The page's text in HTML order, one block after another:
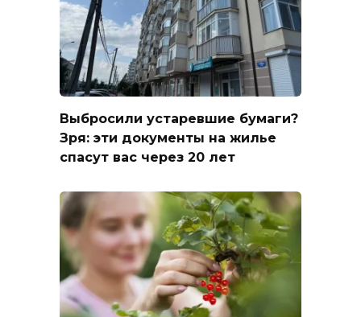
Выбросили устаревшие бумаги?
Зря: эти документы на жилье
спасут вас через 20 лет